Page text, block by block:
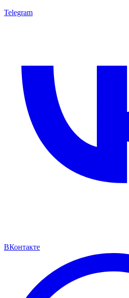
Telegram
ВКонтакте